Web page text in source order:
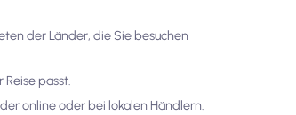
der Länder, die Sie besuchen
passt.
online oder bei lokalen Händlern.